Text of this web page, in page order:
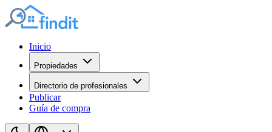
Inicio
Propiedades
Directorio de profesionales
Publicar
Guía de compra